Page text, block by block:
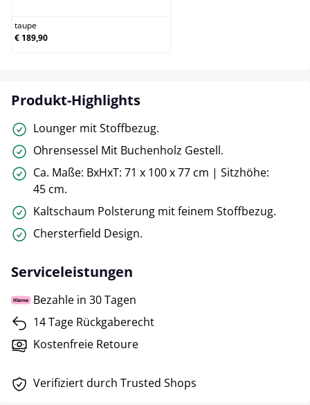
taupe
€ 189,90
Produkt-Highlights
Lounger mit Stoffbezug.
Ohrensessel Mit Buchenholz Gestell.
Ca. Maße: BxHxT: 71 x 100 x 77 cm | Sitzhöhe:
45 cm.
Kaltschaum Polsterung mit feinem Stoffbezug.
Chersterfield Design.
Serviceleistungen
Bezahle in 30 Tagen
14 Tage Rückgaberecht
Kostenfreie Retoure
Verifiziert durch Trusted Shops